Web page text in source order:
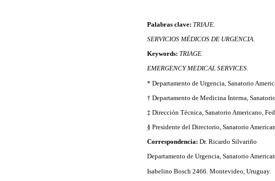
Palabras clave: TRIAJE.
SERVICIOS MÉDICOS DE URGENCIA.
Keywords: TRIAGE.
EMERGENCY MEDICAL SERVICES.
* Departamento de Urgencia, Sanatorio
† Departamento de Medicina Interna,
‡ Dirección Técnica, Sanatorio Americano,
§ Presidente del Directorio, Sanatorio
Correspondencia: Dr. Ricardo Silvariño
Departamento de Urgencia, Sanatorio
Isabelino Bosch 2466. Montevideo, Uruguay.